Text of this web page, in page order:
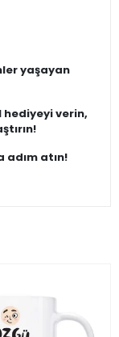
yaşayan
hediyeyi verin,
adım atın!